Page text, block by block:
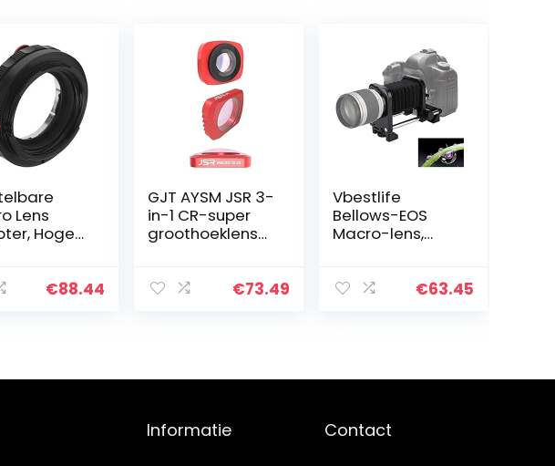
Lens
Hoge
voor
€88.44
GJT AYSM JSR 3-
in-1 CR-super
groothoeklens
Set for DJI OSMO
€73.49
Vbestlife
Bellows-EOS
Macro-lens,
Nikon)
€63.45
Informatie Contact